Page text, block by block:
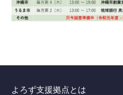
よろず支援拠点とは